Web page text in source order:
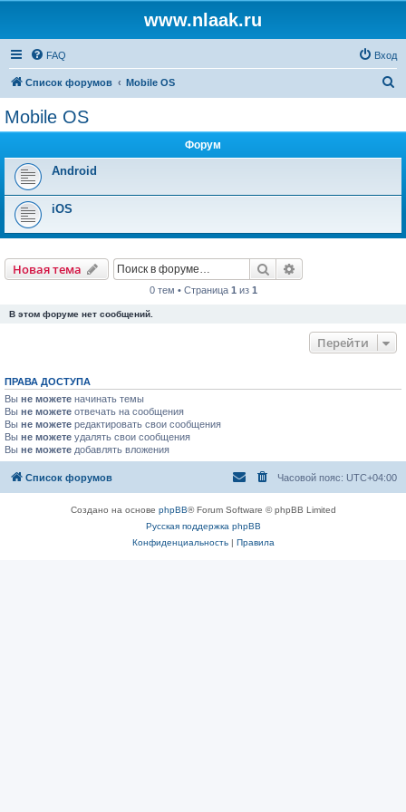
www.nlaak.ru
FAQ Вход
Список форумов Mobile OS
Mobile OS
Форум
Android
iOS
Новая тема Поиск
0 тем • Страница 1 из 1
В этом форуме нет сообщений.
Перейти
ПРАВА ДОСТУПА
Вы не можете начинать темы
Вы не можете отвечать на сообщения
Вы не можете редактировать свои сообщения
Вы не можете удалять свои сообщения
Вы не можете добавлять вложения
Список форумов Часовой пояс: UTC+04:00
Создано на основе phpBB® Forum Software © phpBB Limited
Русская поддержка phpBB
Конфиденциальность| Правила